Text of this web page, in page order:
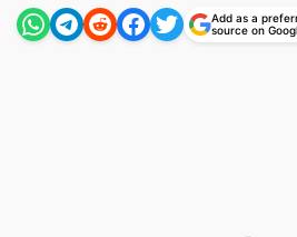
Add as a
source on